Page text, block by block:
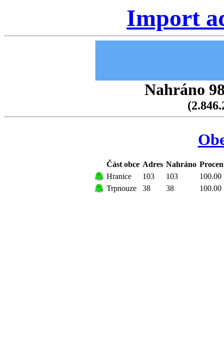
Import
Nahráno
Část obce Adres Nahráno
Hranice
103 103
100.00
Trpnouze
38 38 100.00